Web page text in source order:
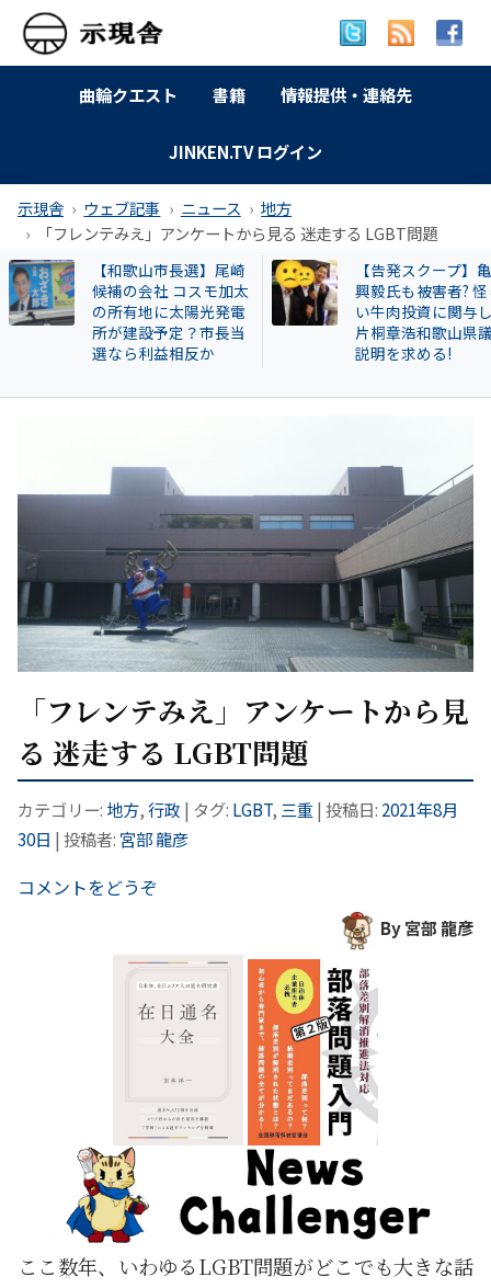
曲輪クエスト 書籍 情報提供・連絡先
JINKEN.TV ログイン
示現舎 ウェブ記事 ニュース
地方
「フレンテみえ」アンケートから見る 迷走する LGBT問題
【告発スクープ】亀田
興毅氏も被害者? 怪し
い牛肉投資に関与した
片桐章浩和歌山県議に
説明を求める!
【岐南町】セクハ
動その後 議員全員
〝謎ルール〟導入
会は混乱！現町長
撃すると…
「フレンテみえ」アンケートから見
る 迷走する LGBT問題
カテゴリー: 地方,行政 | タグ: LGBT, 三重| 投稿日: 2021年8月
30日 | 投稿者: 宮部 龍彦
コメントをどうぞ
By 宮部 龍彦
ここ数年、いわゆるLGBT問題がどこでも大きな話